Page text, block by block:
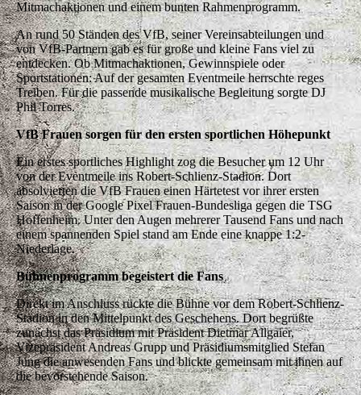
Mitmachaktionen und einem bunten Rahmenprogramm.
An rund 50 Ständen des VfB, seiner Vereinsabteilungen und
von VfB-Partnern gab es für große und kleine Fans viel zu
entdecken. Ob Mitmachaktionen, Gewinnspiele oder
Sportstationen: Auf der gesamten Eventmeile herrschte reges
Treiben. Für die passende musikalische Begleitung sorgte DJ
Phil Torres.
VfB Frauen sorgen für den ersten sportlichen Höhepunkt
Ein erstes sportliches Highlight zog die Besucher um 12 Uhr
von der Eventmeile ins Robert-Schlienz-Stadion. Dort
absolvierten die VfB Frauen einen Härtetest vor ihrer ersten
Saison in der Google Pixel Frauen-Bundesliga gegen die TSG
Hoffenheim. Unter den Augen mehrerer Tausend Fans und nach
einem spannenden Spiel stand am Ende eine knappe 1:2-
Niederlage.
Bühnenprogramm begeistert die Fans
Direkt im Anschluss rückte die Bühne vor dem Robert-Schlienz-
Stadion in den Mittelpunkt des Geschehens. Dort begrüßte
zunächst das Präsidium mit Präsident Dietmar Allgaier,
Vizepräsident Andreas Grupp und Präsidiumsmitglied Stefan
Jung die anwesenden Fans und blickte gemeinsam mit ihnen auf
die bevorstehende Saison.